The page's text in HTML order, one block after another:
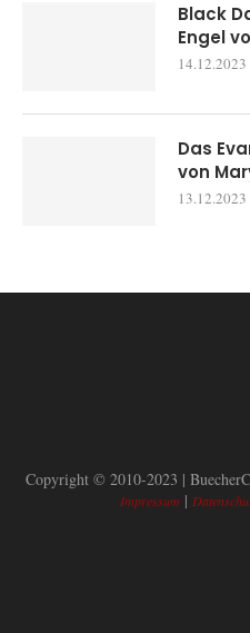
Black
Engel
14.12.2023
Das
von
13.12.2023
Copyright © 2010-2023 |
Impressum |